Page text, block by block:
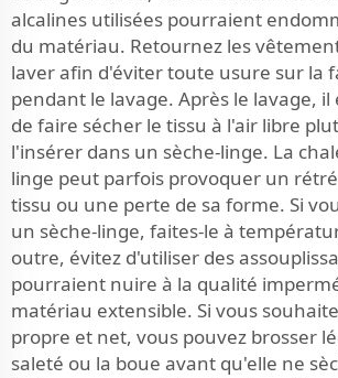
alcalines utilisées pourraient
du matériau. Retournez les
laver afin d'éviter toute usure sur la
pendant le lavage. Après le lavage,
de faire sécher le tissu à l'air libre
l'insérer dans un sèche-linge. La
linge peut parfois provoquer un
tissu ou une perte de sa forme. Si
un sèche-linge, faites-le à
outre, évitez d'utiliser des
pourraient nuire à la qualité
matériau extensible. Si vous
propre et net, vous pouvez brosser
saleté ou la boue avant qu'elle ne